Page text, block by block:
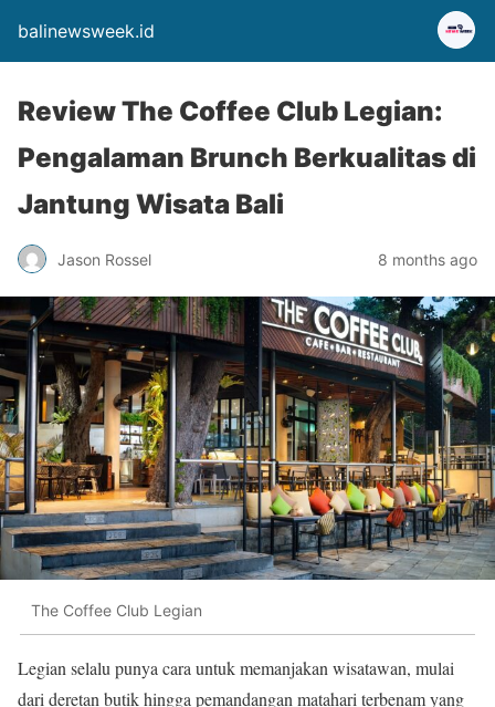
balinewsweek.id
Review The Coffee Club Legian:
Pengalaman Brunch Berkualitas di
Jantung Wisata Bali
Jason Rossel 8 months ago
The Coffee Club Legian
Legian selalu punya cara untuk memanjakan wisatawan, mulai
dari deretan butik hingga pemandangan matahari terbenam yang